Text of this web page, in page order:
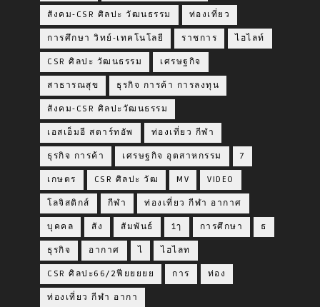
สังคม-CSR ศิลปะ วัฒนธรรม ท่องเที่ยว
การศึกษา วิทย์-เทคโนโลยี ราชการ ไฮไลท์
CSR ศิลปะ วัฒนธรรม เศรษฐกิจ
สาธารณสุข ธุรกิจ การค้า การลงทุน
สังคม-CSR ศิลปะวัฒนธรรม
เอสเอ็มอี สตาร์ทอัพ ท่องเที่ยว กีฬา
ธุรกิจ การค้า เศรษฐกิจ อุตสาหกรรม 7
เกษตร CSR ศิลปะ วัฒ MV VIDEO
โลจิสติกส์ กีฬา ท่องเที่ยว กีฬา อากาศ
บุคคล สัง สัมพันธ์ 1ๅ การศึกษา ธ
ธุรกิจ อากาศ ไ ไฮไลท
CSR ศิลปะ66/2ฟียยยยย การ ท่อง
ท่องเที่ยว กีฬา อากา